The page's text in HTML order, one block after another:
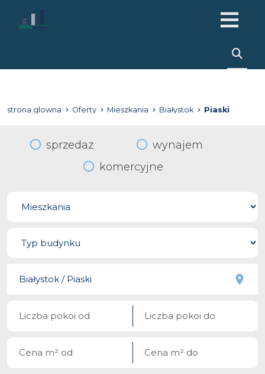
strona.glowna Oferty Mieszkania Białystok Piaski
sprzedaz
wynajem
komercyjne